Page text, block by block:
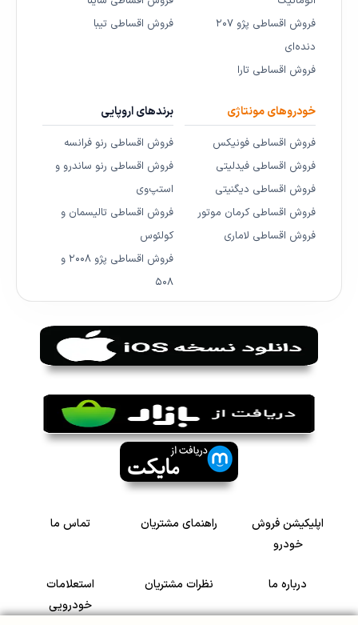
فروش اقساطی پژو ۲۰۷
دنده‌ای
فروش اقساطی تارا
فروش اقساطی تیبا
خودروهای مونتاژی
فروش اقساطی فونیکس
فروش اقساطی فیدلیتی
فروش اقساطی دیگنیتی
فروش اقساطی کرمان موتور
فروش اقساطی لاماری
برندهای اروپایی
فروش اقساطی رنو فرانسه
فروش اقساطی رنو ساندرو و
استپ‌وی
فروش اقساطی تالیسمان و
کولئوس
فروش اقساطی پژو ۲۰۰۸ و
۵۰۸
اپلیکیشن فروش
خودرو
راهنمای مشتریان تماس ما
درباره ما نظرات مشتریان
استعلامات
خودرویی